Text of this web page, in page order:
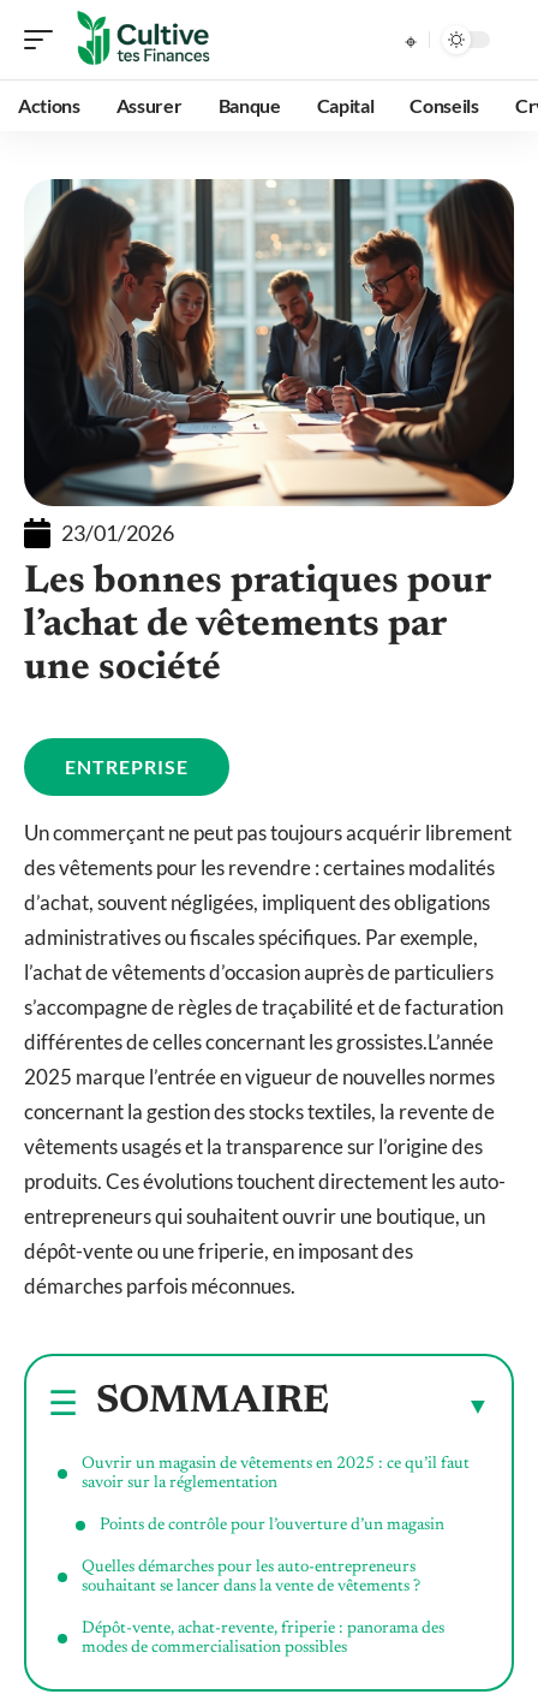
Actions Assurer Banque Capital Conseils
23/01/2026
Les bonnes pratiques pour
l’achat de vêtements par
une société
ENTREPRISE
Un commerçant ne peut pas toujours acquérir librement
des vêtements pour les revendre : certaines modalités
d’achat, souvent négligées, impliquent des obligations
administratives ou fiscales spécifiques. Par exemple,
l’achat de vêtements d’occasion auprès de particuliers
s’accompagne de règles de traçabilité et de facturation
différentes de celles concernant les grossistes.L’année
2025 marque l’entrée en vigueur de nouvelles normes
concernant la gestion des stocks textiles, la revente de
vêtements usagés et la transparence sur l’origine des
produits. Ces évolutions touchent directement les auto-
entrepreneurs qui souhaitent ouvrir une boutique, un
dépôt-vente ou une friperie, en imposant des
démarches parfois méconnues.
SOMMAIRE
Ouvrir un magasin de vêtements en 2025 : ce qu’il faut
savoir sur la réglementation
Points de contrôle pour l’ouverture d’un magasin
Quelles démarches pour les auto-entrepreneurs
souhaitant se lancer dans la vente de vêtements ?
Dépôt-vente, achat-revente, friperie : panorama des
modes de commercialisation possibles